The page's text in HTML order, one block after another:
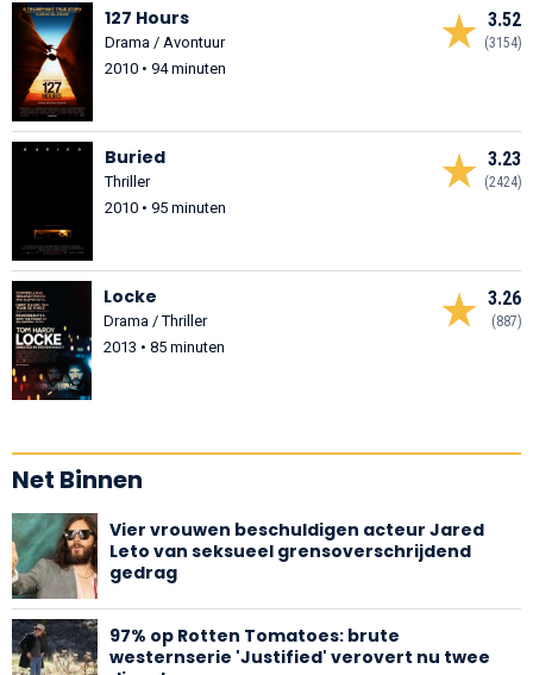
3.52
(3154)
127 Hours
Drama / Avontuur
2010 • 94 minuten
3.23
(2424)
Buried
Thriller
2010 • 95 minuten
3.26
(887)
Locke
Drama / Thriller
2013 • 85 minuten
Net Binnen
Vier vrouwen beschuldigen acteur Jared
Leto van seksueel grensoverschrijdend
gedrag
97% op Rotten Tomatoes: brute
westernserie 'Justified' verovert nu twee